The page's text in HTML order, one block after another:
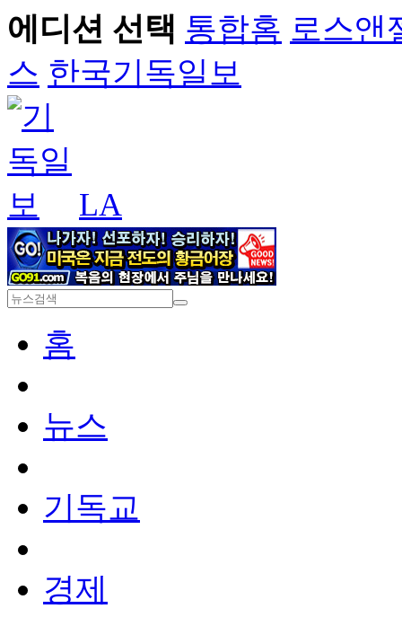
에디션 선택 통합홈 로스앤
스 한국기독일보
LA
홈
뉴스
기독교
경제